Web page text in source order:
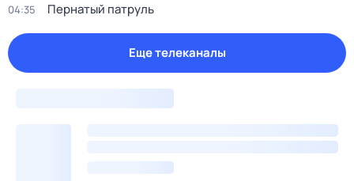
04:35 Пернатый патруль
Еще телеканалы